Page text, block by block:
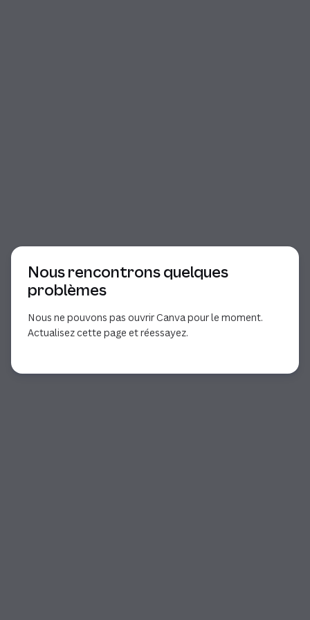
Nous rencontrons quelques
problèmes
Nous ne pouvons pas ouvrir Canva pour le moment.
Actualisez cette page et réessayez.